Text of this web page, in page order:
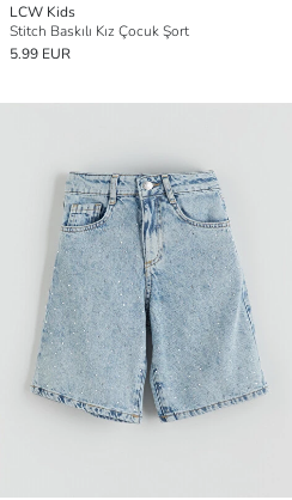
LCW Kids
Stitch Baskılı Kız Çocuk Şort
5.99 EUR